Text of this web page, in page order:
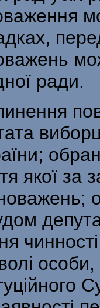
ради.
якої за